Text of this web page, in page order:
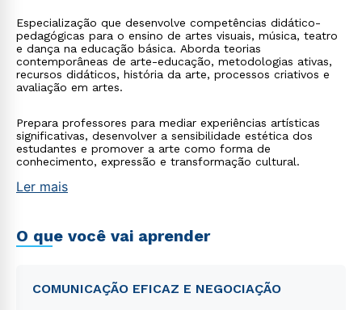
Especialização que desenvolve competências didático-
pedagógicas para o ensino de artes visuais, música, teatro
e dança na educação básica. Aborda teorias
contemporâneas de arte-educação, metodologias ativas,
recursos didáticos, história da arte, processos criativos e
avaliação em artes.
Prepara professores para mediar experiências artísticas
significativas, desenvolver a sensibilidade estética dos
estudantes e promover a arte como forma de
conhecimento, expressão e transformação cultural.
Ler mais
O que você vai aprender
COMUNICAÇÃO EFICAZ E NEGOCIAÇÃO